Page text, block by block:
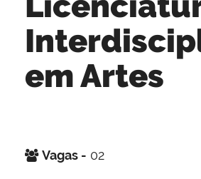
em Artes
Vagas - 02